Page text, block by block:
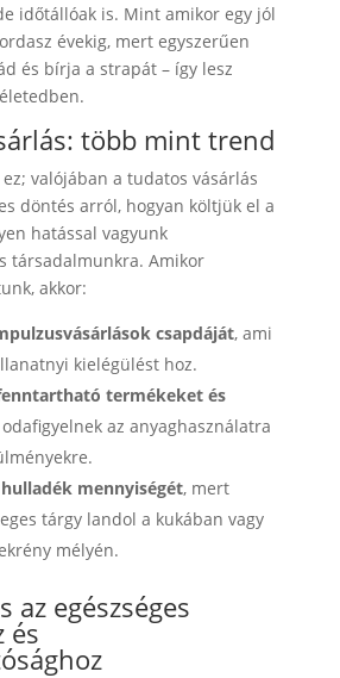
időtállóak is. Mint amikor egy jól
évekig, mert egyszerűen
és bírja a strapát – így lesz
több mint trend
valójában a tudatos vásárlás
döntés arról, hogyan költjük el a
hatással vagyunk
társadalmunkra. Amikor
akkor:
csapdáját, ami
kielégülést hoz.
termékeket és
az anyaghasználatra
mennyiségét, mert
tárgy landol a kukában vagy
mélyén.
az egészséges
és